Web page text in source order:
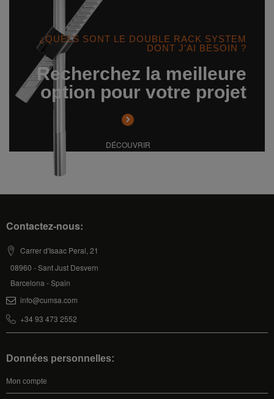
¿QUELS SONT LE DOUBLE RACK SYSTEM
DONT J'AI BESOIN ?
Recherchez la meilleure
option pour votre projet
DÉCOUVRIR
Contactez-nous:
Carrer d'Isaac Peral, 21
08960 - Sant Just Desvern
Barcelona - Spain
info@cumsa.com
+34 93 473 2552
Données personnelles:
Mon compte